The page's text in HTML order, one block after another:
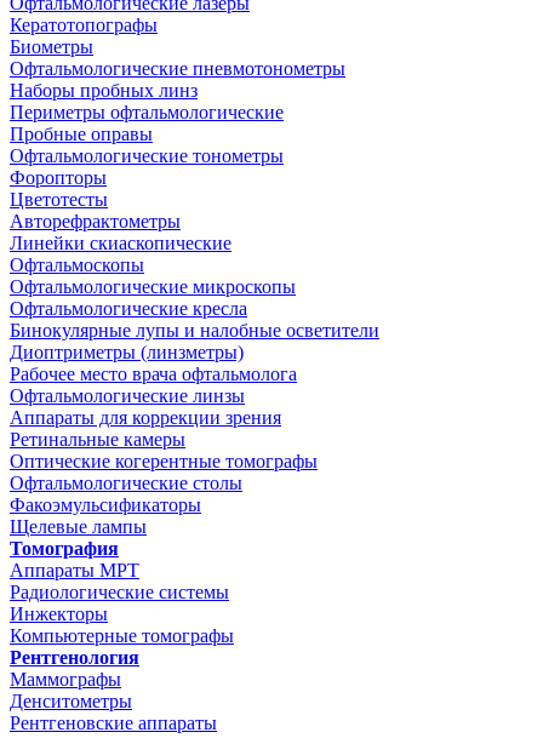
Кератотопографы
Биометры
Офтальмологические пневмотонометры
Наборы пробных линз
Периметры офтальмологические
Пробные оправы
Офтальмологические тонометры
Форопторы
Цветотесты
Авторефрактометры
Линейки скиаскопические
Офтальмоскопы
Офтальмологические микроскопы
Офтальмологические кресла
Бинокулярные лупы и налобные осветители
Диоптриметры (линзметры)
Рабочее место врача офтальмолога
Офтальмологические линзы
Аппараты для коррекции зрения
Ретинальные камеры
Оптические когерентные томографы
Офтальмологические столы
Факоэмульсификаторы
Щелевые лампы
Томография
Аппараты МРТ
Радиологические системы
Инжекторы
Компьютерные томографы
Рентгенология
Маммографы
Денситометры
Рентгеновские аппараты